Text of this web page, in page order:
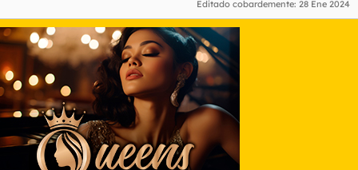
Editado cobardemente: 28 Ene 2024